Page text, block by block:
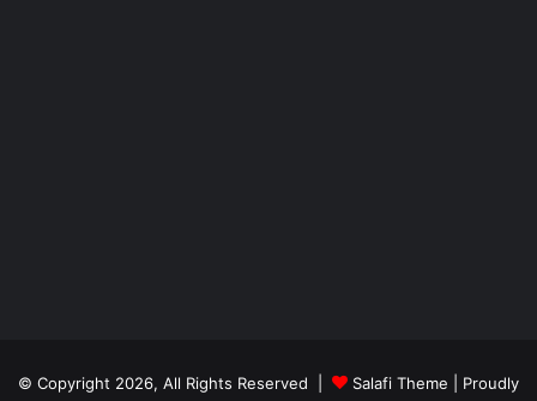
© Copyright 2026, All Rights Reserved | Salafi Theme | Proudly